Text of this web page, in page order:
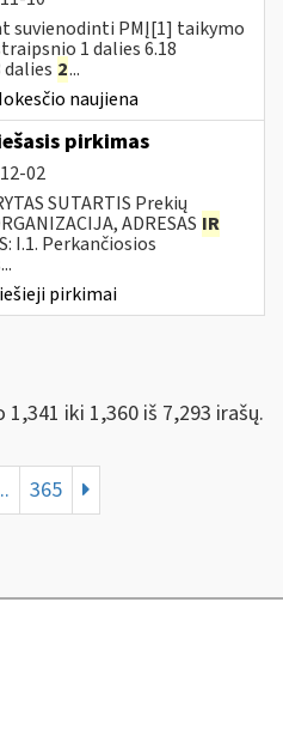
suvienodinti PMĮ[1] taikymo
1 dalies 6.18
2...
naujiena
pirkimas
02
SUTARTIS Prekių
ADRESAS IR
I.1. Perkančiosios
pirkimai
1,341 iki 1,360 iš 7,293 irašų.
365